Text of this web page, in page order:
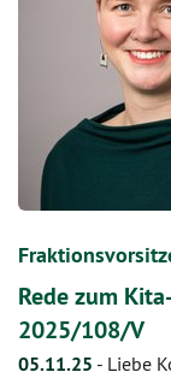
Rede zum
2025/108/V
05.11.25 - Liebe